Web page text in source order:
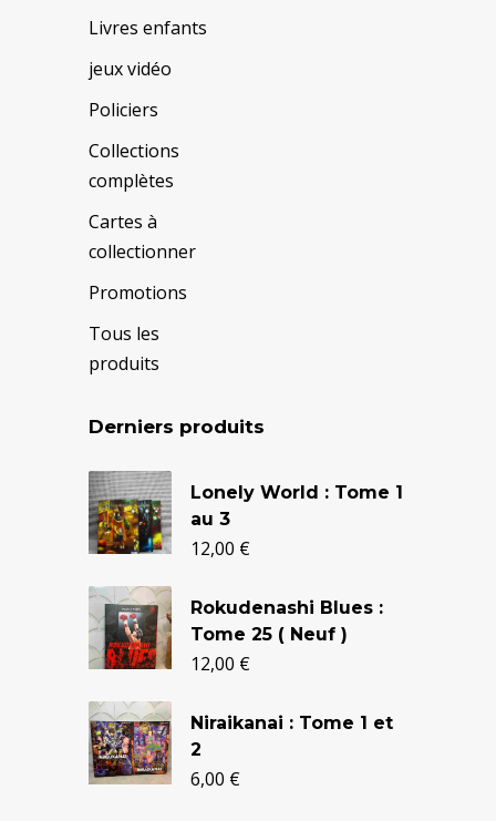
Livres enfants
jeux vidéo
Policiers
Collections
complètes
Cartes à
collectionner
Promotions
Tous les
produits
Derniers produits
Lonely World : Tome 1
au 3
12,00 €
Rokudenashi Blues :
Tome 25 ( Neuf )
12,00 €
Niraikanai : Tome 1 et
2
6,00 €